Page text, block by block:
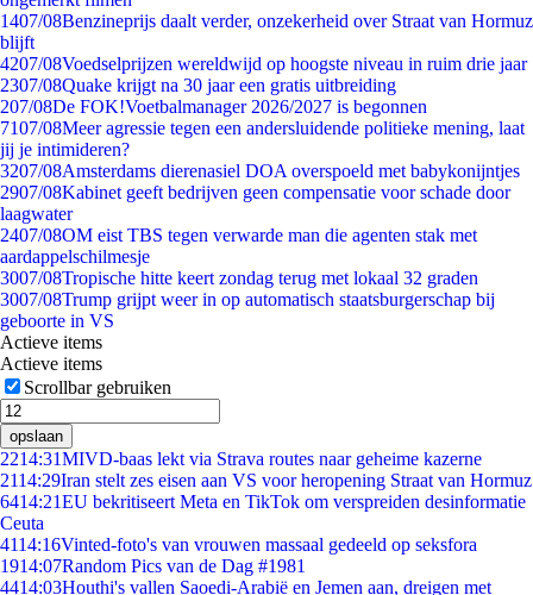
1407/08Benzineprijs daalt verder, onzekerheid over Straat van Hormuz
blijft
4207/08Voedselprijzen wereldwijd op hoogste niveau in ruim drie jaar
2307/08Quake krijgt na 30 jaar een gratis uitbreiding
207/08De FOK!Voetbalmanager 2026/2027 is begonnen
7107/08Meer agressie tegen een andersluidende politieke mening, laat
jij je intimideren?
3207/08Amsterdams dierenasiel DOA overspoeld met babykonijntjes
2907/08Kabinet geeft bedrijven geen compensatie voor schade door
laagwater
2407/08OM eist TBS tegen verwarde man die agenten stak met
aardappelschilmesje
3007/08Tropische hitte keert zondag terug met lokaal 32 graden
3007/08Trump grijpt weer in op automatisch staatsburgerschap bij
geboorte in VS
Actieve items
Actieve items
Scrollbar gebruiken
opslaan
2214:31MIVD-baas lekt via Strava routes naar geheime kazerne
2114:29Iran stelt zes eisen aan VS voor heropening Straat van Hormuz
6414:21EU bekritiseert Meta en TikTok om verspreiden desinformatie
Ceuta
4114:16Vinted-foto's van vrouwen massaal gedeeld op seksfora
1914:07Random Pics van de Dag #1981
4414:03Houthi's vallen Saoedi-Arabië en Jemen aan, dreigen met